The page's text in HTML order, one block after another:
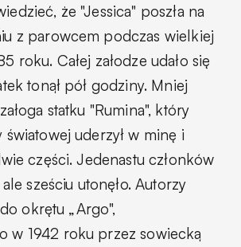
że "Jessica" poszła na
z parowcem podczas wielkiej
roku. Całej załodze udało się
tonął pół godziny. Mniej
statku "Rumina", który
uderzył w minę i
części. Jedenastu członków
sześciu utonęło. Autorzy
okrętu „Argo",
w 1942 roku przez sowiecką